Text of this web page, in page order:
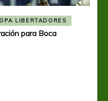
LIBERTADORES
para Boca